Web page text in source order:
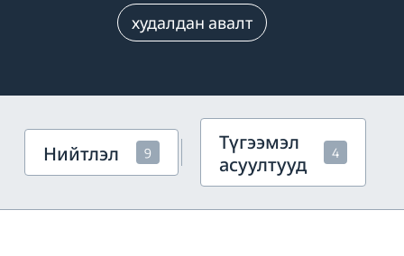
худалдан авалт
Нийтлэл 9
Түгээмэл
асуултууд
4